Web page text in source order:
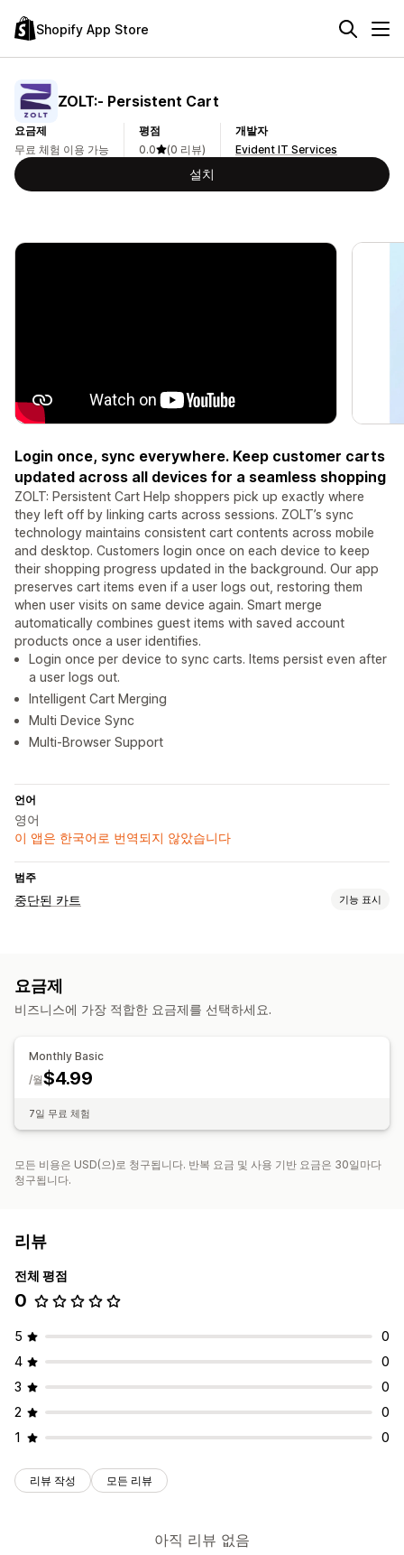
Shopify App Store
ZOLT:‑ Persistent Cart
요금제
무료 체험 이용 가능
평점
0.0
(0 리뷰)
개발자
Evident IT Services
설치
Login once, sync everywhere. Keep customer carts
updated across all devices for a seamless shopping
ZOLT: Persistent Cart Help shoppers pick up exactly where
they left off by linking carts across sessions. ZOLT’s sync
technology maintains consistent cart contents across mobile
and desktop. Customers login once on each device to keep
their shopping progress updated in the background. Our app
preserves cart items even if a user logs out, restoring them
when user visits on same device again. Smart merge
automatically combines guest items with saved account
products once a user identifies.
Login once per device to sync carts. Items persist even after
a user logs out.
Intelligent Cart Merging
Multi Device Sync
Multi-Browser Support
언어
영어
이 앱은 한국어로 번역되지 않았습니다
범주
중단된 카트 기능 표시
요금제
비즈니스에 가장 적합한 요금제를 선택하세요.
Monthly Basic
$4.99
/월
7일 무료 체험
모든 비용은 USD(으)로 청구됩니다. 반복 요금 및 사용 기반 요금은 30일마다
청구됩니다.
리뷰
전체 평점
0
5
0
4
0
3
0
2
0
1
0
리뷰 작성 모든 리뷰
아직 리뷰 없음